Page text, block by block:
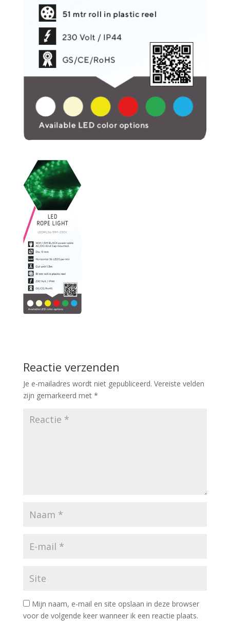
Reactie verzenden
Je e-mailadres wordt niet gepubliceerd. Vereiste velden
zijn gemarkeerd met *
Mijn naam, e-mail en site opslaan in deze browser
voor de volgende keer wanneer ik een reactie plaats.